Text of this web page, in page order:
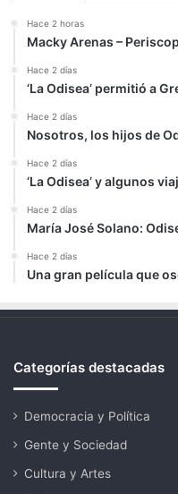
Hace 2 horas
Macky Arenas –
Hace 2 días
‘La Odisea’ permitió a
Hace 2 días
Nosotros, los hijos de
Hace 2 días
‘La Odisea’ y algunos
Hace 2 días
María José Solano:
Hace 2 días
Una gran película que
Categorías destacadas
Democracia y Política
Gente y Sociedad
Cultura y Artes